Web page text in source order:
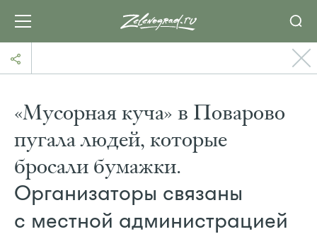
«Мусорная куча» в Поварово
пугала людей, которые
бросали бумажки.
Организаторы связаны
с местной администрацией